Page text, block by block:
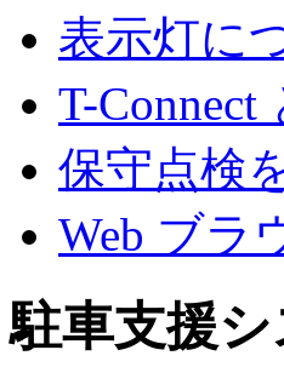
表示灯に
T-Connect
保守点検
Web ブラ
駐車支援